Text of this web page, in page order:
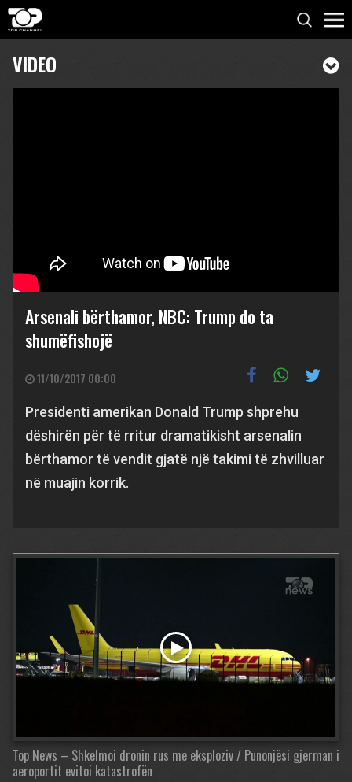
VIDEO
Arsenali bërthamor, NBC: Trump do ta
shumëfishojë
11/10/2017 00:00
Presidenti amerikan Donald Trump shprehu
dëshirën për të rritur dramatikisht arsenalin
bërthamor të vendit gjatë një takimi të zhvilluar
në muajin korrik.
Top News – Shkelmoi dronin rus me eksploziv / Punonjësi gjerman i
aeroportit evitoi katastrofën